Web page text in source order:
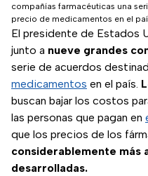
compañías farmacéuticas una
precio de medicamentos en el
El presidente de Estados
junto a nueve grandes
serie de acuerdos
medicamentos en el país.
buscan bajar los costos
las personas que pagan en
que los precios de los
considerablemente más
desarrolladas.